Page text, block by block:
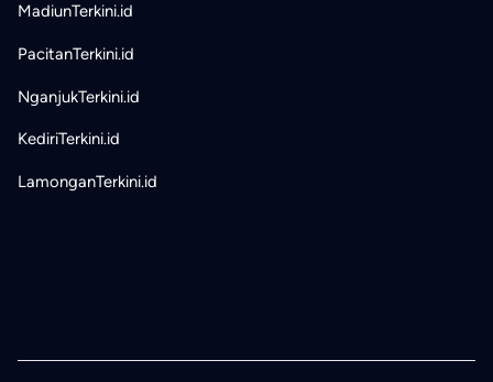
MadiunTerkini.id
PacitanTerkini.id
NganjukTerkini.id
KediriTerkini.id
LamonganTerkini.id